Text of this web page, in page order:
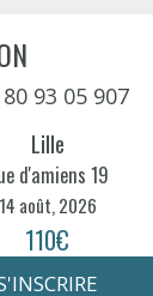
93 05 907
Lille
d'amiens 19
14 août, 2026
110€